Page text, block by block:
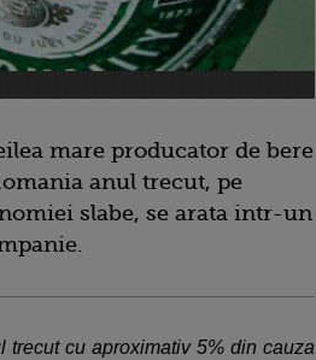
mare producator de bere
anul trecut, pe
slabe, se arata intr-un
cu aproximativ 5% din cauza